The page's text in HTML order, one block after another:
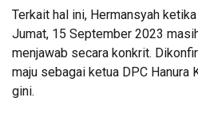
Terkait hal ini, Hermansyah
Jumat, 15 September 2023
menjawab secara konkrit.
maju sebagai ketua DPC Hanura
gini.